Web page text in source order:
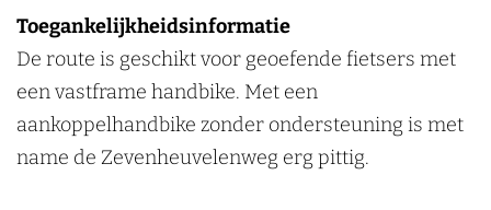
k
e
n
Toegankelijkheidsinformatie
De route is geschikt voor geoefende fietsers met
een vastframe handbike. Met een
aankoppelhandbike zonder ondersteuning is met
name de Zevenheuvelenweg erg pittig.